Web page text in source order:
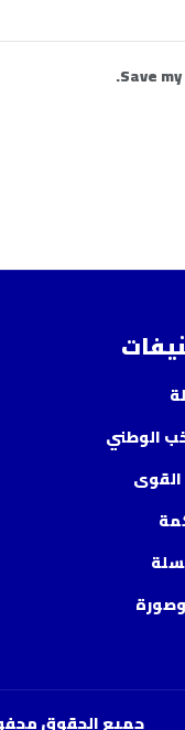
Save
الوطني
القوى
جميع الحقوق